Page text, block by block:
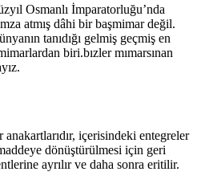
Osmanlı İmparatorluğu’nda
atmış dâhi bir başmimar değil.
tanıdığı gelmiş geçmiş en
biri.bızler mımarsınan
içerisindeki entegreler
dönüştürülmesi için geri
ayrılır ve daha sonra eritilir.